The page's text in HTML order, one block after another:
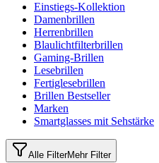
Einstiegs-Kollektion
Damenbrillen
Herrenbrillen
Blaulichtfilterbrillen
Gaming-Brillen
Lesebrillen
Fertiglesebrillen
Brillen Bestseller
Marken
Smartglasses mit Sehstärke
Alle FilterMehr Filter